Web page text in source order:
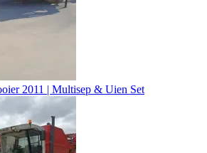
2011 | Multisep & Uien Set